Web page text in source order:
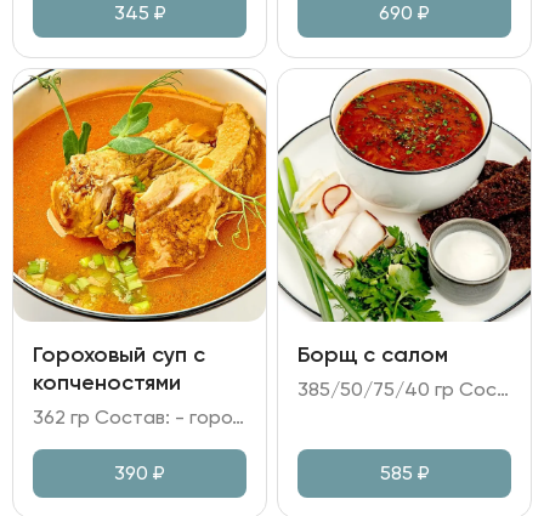
345 ₽ 690 ₽
Гороховый суп с
копченостями
362 гр Состав: - горох; картофель; морковь; лук репчатый; - бульон куриный; масло сливочное; - ребра копченые; охотничьи колбаски; - зелень.
390 ₽
Борщ с салом
385/50/75/40 гр Состав: - бульон куриный; грудинка говяжья томленая; капуста белокочанная; картофель; морковь; свекла; чеснок; лук репчатый; соус Демигласс; томатная паста; укроп; - сало копченое; сало соленое; - хлеб Бородинский; - сметана.
585 ₽